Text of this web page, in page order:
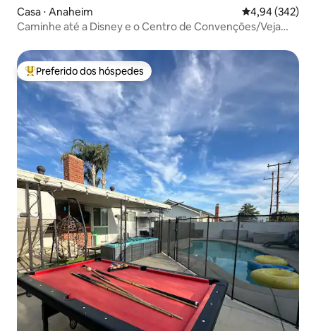
Casa ⋅ Anaheim 4,94 de uma
4,94 (342)
Caminhe até a Disney e o Centro de Convenções/Veja
Entre os melhores preferidos dos hóspedes
Preferido dos hóspedes